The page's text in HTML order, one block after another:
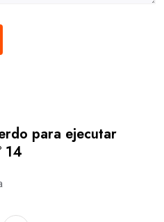
para ejecutar
14